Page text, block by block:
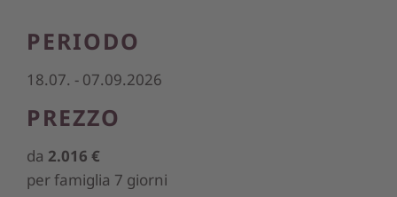
PERIODO
18.07. - 07.09.2026
PREZZO
da 2.016 €
per famiglia 7 giorni